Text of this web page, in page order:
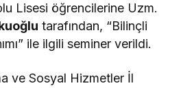
Lisesi öğrencilerine Uzm.
tarafından, “Bilinçli
ile ilgili seminer verildi.
ve Sosyal Hizmetler İl